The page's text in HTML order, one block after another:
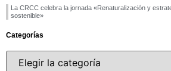
La CRCC celebra la jornada «Renaturalización y
sostenible»
Categorías